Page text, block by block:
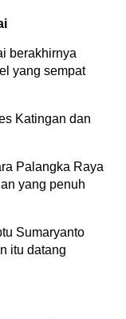
berakhirnya
yang sempat
Katingan dan
Palangka Raya
yang penuh
Sumaryanto
itu datang